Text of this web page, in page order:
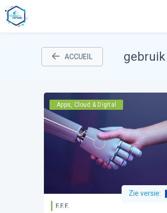
ACCUEIL gebruik
Apps, Cloud & Digital
Zie versie:
F.F.F.